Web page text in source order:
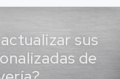
sus
de